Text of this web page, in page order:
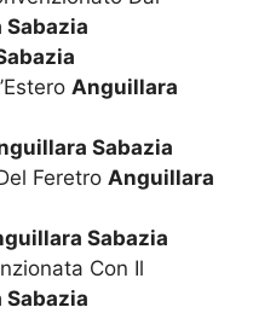
Anguillara
Sabazia
Feretro Anguillara
Sabazia
Con Il